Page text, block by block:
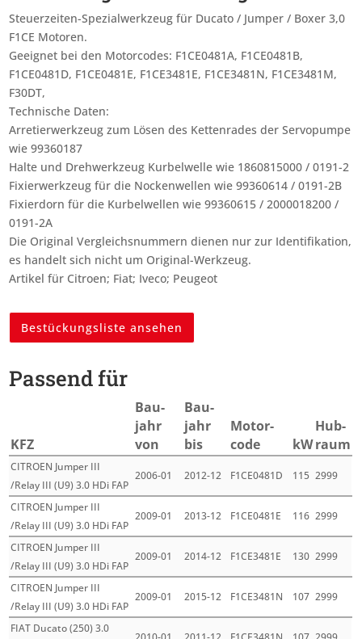
Steuerzeiten-Spezialwerkzeug für Ducato / Jumper / Boxer 3,0
F1CE Motoren.
Geeignet bei den Motorcodes: F1CE0481A, F1CE0481B,
F1CE0481D, F1CE0481E, F1CE3481E, F1CE3481N, F1CE3481M,
F30DT,
Technische Daten:
Arretierwerkzeug zum Lösen des Kettenrades der Servopumpe
wie 99360187
Halte und Drehwerkzeug Kurbelwelle wie 1860815000 / 0191-2
Fixierwerkzeug für die Nockenwellen wie 99360614 / 0191-2B
Fixierdorn für die Kurbelwellen wie 99360615 / 2000018200 /
0191-2A
Die Original Vergleichsnummern dienen nur zur Identifikation,
es handelt sich nicht um Original-Werkzeug.
Artikel für Citroen; Fiat; Iveco; Peugeot
Bestückungsliste ansehen
Passend für
KFZ
Bau­
jahr
von
Bau­
jahr
bis
Motor­
code
kW
Hub­
raum
CITROEN Jumper III
/Relay III (U9) 3.0 HDi FAP
2006-01 2012-12 F1CE0481D 115 2999
CITROEN Jumper III
/Relay III (U9) 3.0 HDi FAP
2009-01 2013-12 F1CE0481E 116 2999
CITROEN Jumper III
/Relay III (U9) 3.0 HDi FAP
2009-01 2014-12 F1CE3481E 130 2999
CITROEN Jumper III
/Relay III (U9) 3.0 HDi FAP
2009-01 2015-12 F1CE3481N 107 2999
FIAT Ducato (250) 3.0